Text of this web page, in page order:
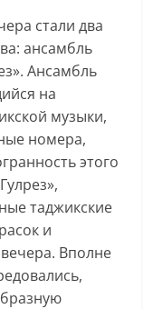
стали два
ансамбль
Ансамбль
на
музыки,
номера,
этого
таджикские
и
Вполне